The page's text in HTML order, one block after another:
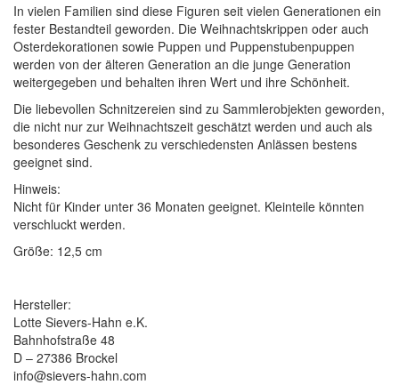
In vielen Familien sind diese Figuren seit vielen Generationen ein
fester Bestandteil geworden. Die Weihnachtskrippen oder auch
Osterdekorationen sowie Puppen und Puppenstubenpuppen
werden von der älteren Generation an die junge Generation
weitergegeben und behalten ihren Wert und ihre Schönheit.
Die liebevollen Schnitzereien sind zu Sammlerobjekten geworden,
die nicht nur zur Weihnachtszeit geschätzt werden und auch als
besonderes Geschenk zu verschiedensten Anlässen bestens
geeignet sind.
Hinweis:
Nicht für Kinder unter 36 Monaten geeignet. Kleinteile könnten
verschluckt werden.
Größe: 12,5 cm
Hersteller:
Lotte Sievers-Hahn e.K.
Bahnhofstraße 48
D – 27386 Brockel
info@sievers-hahn.com